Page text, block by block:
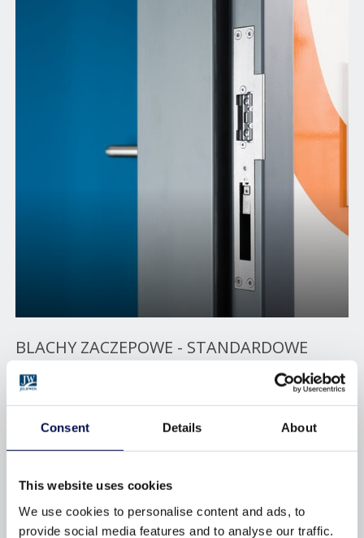
Consent Details About
This website uses cookies
We use cookies to personalise content and ads, to
provide social media features and to analyse our traffic.
BLACHY ZACZEPOWE - STANDARDOWE
ORAZ DEDYKOWANE POD ELEKTROZACZEP
Zalecane w miejscach intensywnie użytkowanych takich jak
przychodnie, szkoły i inne obiekty użyteczności
publicznej. Posiadają wymierne zalety:
Możliwość elastycznej konwersji
Optymalna ochrona krawędzi ze stali